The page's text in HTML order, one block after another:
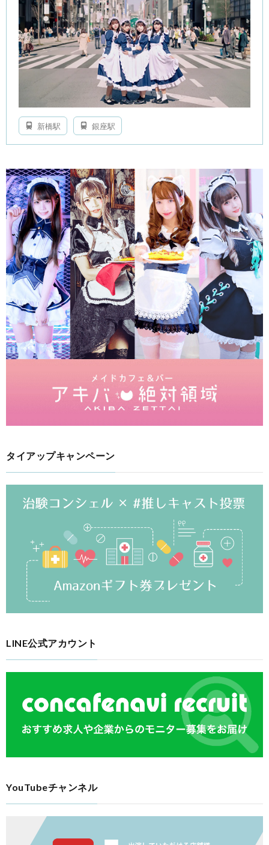
新橋駅 銀座駅
タイアップキャンペーン
LINE公式アカウント
YouTubeチャンネル